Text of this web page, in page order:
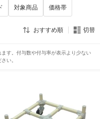
対象商品 価格帯
おすすめ順 切替
す。付与数や付与率が表示より少ない
い。